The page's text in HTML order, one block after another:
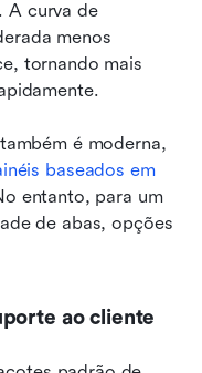
A curva de
menos
tornando mais
é moderna,
baseados em
entanto, para um
de abas, opções
ao cliente